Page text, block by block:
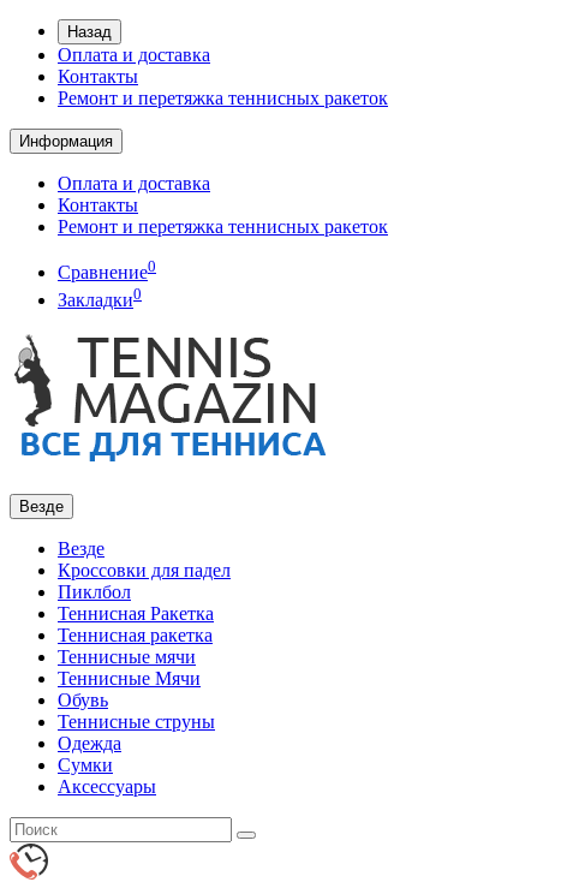
Назад
Оплата и доставка
Контакты
Ремонт и перетяжка теннисных ракеток
Информация
Оплата и доставка
Контакты
Ремонт и перетяжка теннисных ракеток
Сравнение0
Закладки0
Везде
Везде
Кроссовки для падел
Пиклбол
Теннисная Ракетка
Теннисная ракетка
Теннисные мячи
Теннисные Мячи
Обувь
Теннисные струны
Одежда
Сумки
Аксессуары